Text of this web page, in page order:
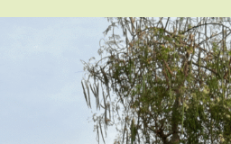
Presse